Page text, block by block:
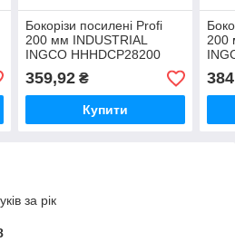
Бокорізи посилені Profi
200 мм INDUSTRIAL
INGCO HHHDCP28200
359,92₴
Купити
200
за рік